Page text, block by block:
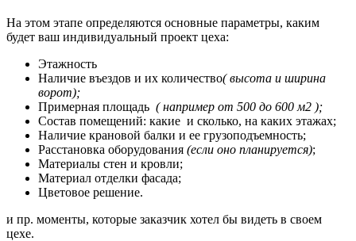
На этом этапе определяются основные параметры, каким
будет ваш индивидуальный проект цеха:
Этажность
Наличие въездов и их количество( высота и ширина
ворот);
Примерная площадь ( например от 500 до 600 м2 );
Состав помещений: какие и сколько, на каких этажах;
Наличие крановой балки и ее грузоподъемность;
Расстановка оборудования (если оно планируется);
Материалы стен и кровли;
Материал отделки фасада;
Цветовое решение.
и пр. моменты, которые заказчик хотел бы видеть в своем
цехе.